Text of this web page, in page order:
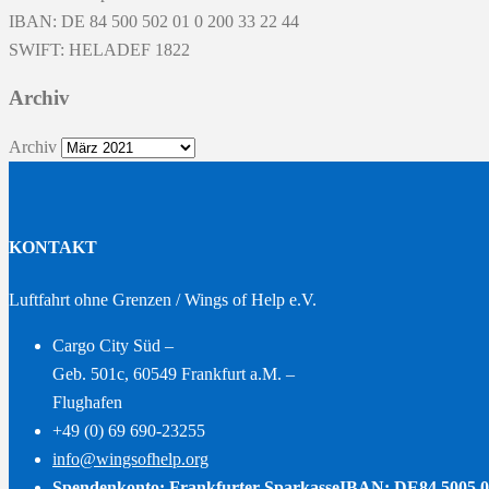
IBAN: DE 84 500 502 01 0 200 33 22 44
SWIFT: HELADEF 1822
Archiv
Archiv
KONTAKT
Luftfahrt ohne Grenzen / Wings of Help e.V.
Cargo City Süd –
Geb. 501c, 60549 Frankfurt a.M. –
Flughafen
+49 (0) 69 690-23255
info@wingsofhelp.org